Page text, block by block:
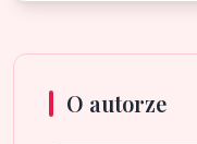
O autorze